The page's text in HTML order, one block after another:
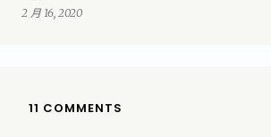
2 月 16, 2020
11 COMMENTS